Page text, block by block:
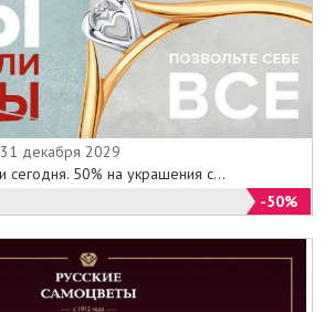
декабря 2029
сегодня. 50% на украшения с...
-50%